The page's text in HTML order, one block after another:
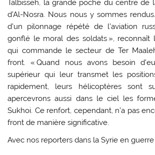
Talbisseh, la grande poche du centre de
d’Al-Nosra. Nous nous y sommes
d’un pilonnage répété de l’aviation
gonflé le moral des soldats », reconnaît
qui commande le secteur de Ter
front. « Quand nous avons besoin
supérieur qui leur transmet les
rapidement, leurs hélicoptères sont
apercevrons aussi dans le ciel les
Sukhoi. Ce renfort, cependant, n’a pas
front de manière significative.
Avec nos reporters dans la Syrie en guerre